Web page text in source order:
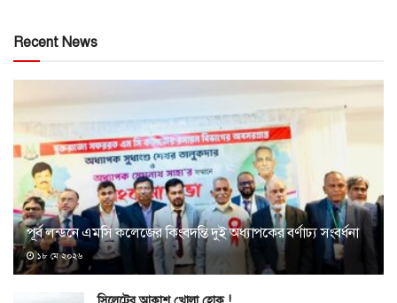
Recent News
পূর্ব লন্ডনে এমসি কলেজের কিংবদন্তি দুই অধ্যাপকের বর্ণাঢ্য সংবর্ধনা
১৮ মে ২০২৬